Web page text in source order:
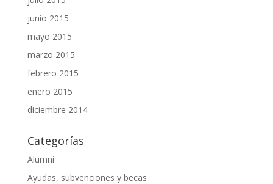
junio 2015
mayo 2015
marzo 2015
febrero 2015
enero 2015
diciembre 2014
Categorías
Alumni
Ayudas, subvenciones y becas